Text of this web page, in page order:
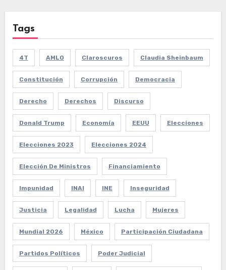
Tags
4T AMLO Claroscuros Claudia Sheinbaum
Constitución Corrupción Democracia
Derecho Derechos Discurso
Donald Trump Economía EEUU Elecciones
Elecciones 2023 Elecciones 2024
Elección De Ministros Financiamiento
Impunidad INAI INE Inseguridad
Justicia Legalidad Lucha Mujeres
Mundial 2026 México Participación Ciudadana
Partidos Políticos Poder Judicial